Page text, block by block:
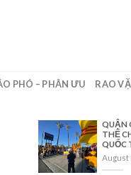
PHÓ – PHÂN ƯU RAO
QUẬN
THẾ
QUỐC
August